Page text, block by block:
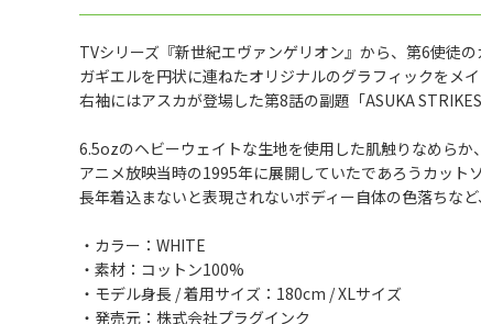
TVシリーズ『新世紀エヴァンゲリオン』から、第6使徒
ガギエルを円状に連ねたオリジナルのグラフィックをメ
右袖にはアスカが登場した第8話の副題「ASUKA
6.5ozのヘビーウェイトな生地を使用した肌触りなめらか
アニメ放映当時の1995年に展開していたであろうカット
長年着込まないと表現されないボディー自体の色落ちな
・カラー：WHITE
・素材：コットン100%
・モデル身長 / 着用サイズ：180cm / XLサイズ
・発売元：株式会社プラグインク